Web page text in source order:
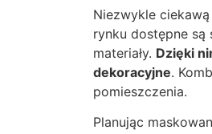
Niezwykle
rynku dostępne są
materiały. Dzięki
dekoracyjne.
pomieszczenia.
Planując